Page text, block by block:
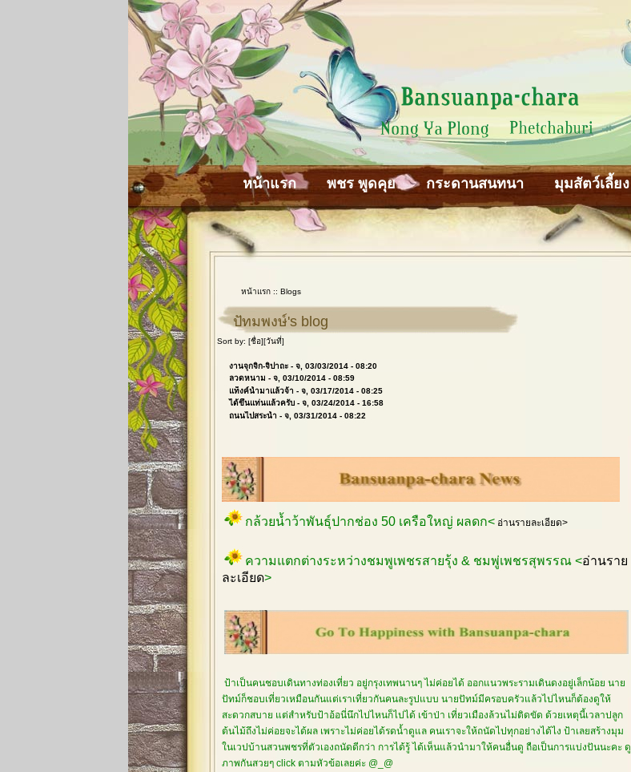
หน้าแรก พชร พูดคุย กระดานสนทนา มุมสัตว์เลี้ยง
หน้าแรก :: Blogs
ปัทมพงษ์'s blog
Sort by: [ชื่อ][วันที่]
งานจุกจิก-จิปาถะ - จ, 03/03/2014 - 08:20
ลวดหนาม - จ, 03/10/2014 - 08:59
แท็งค์น้ำมาแล้วจ้า - จ, 03/17/2014 - 08:25
ได้ขึ้นแท่นแล้วครับ - จ, 03/24/2014 - 16:58
ถนนไปสระน้ำ - จ, 03/31/2014 - 08:22
กล้วยน้ำว้าพันธุ์ปากช่อง 50 เครือใหญ่ ผลดก< อ่านรายละเอียด>
ความแตกต่างระหว่างชมพูเพชรสายรุ้ง & ชมพู่เพชรสุพรรณ <อ่านราย
ละเอียด>
ป้าเป็นคนชอบเดินทางท่องเที่ยว อยู่กรุงเทพนานๆ ไม่ค่อยได้ ออกแนวพระรามเดินดงอยู่เล็กน้อย นาย
ปัทม์ก็ชอบเที่ยวเหมือนกันแต่เราเที่ยวกันคนละรูปแบบ นายปัทม์มีครอบครัวแล้วไปไหนก็ต้องดูให้
สะดวกสบาย แต่สำหรับป้าอ้อนี่นึกไปไหนก็ไปได้ เข้าป่า เที่ยวเมืองล้วนไม่ติดขัด ด้วยเหตุนี้เวลาปลูก
ต้นไม้ถึงไม่ค่อยจะได้ผล เพราะไม่ค่อยได้รดน้ำดูแล คนเราจะให้ถนัดไปทุกอย่างได้ไง ป้าเลยสร้างมุม
ในเวปบ้านสวนพชรที่ตัวเองถนัดดีกว่า การได้รู้ ได้เห็นแล้วนำมาให้คนอื่นดู ถือเป็นการแบ่งปันนะคะ ดู
ภาพกันสวยๆ click ตามหัวข้อเลยค่ะ @_@